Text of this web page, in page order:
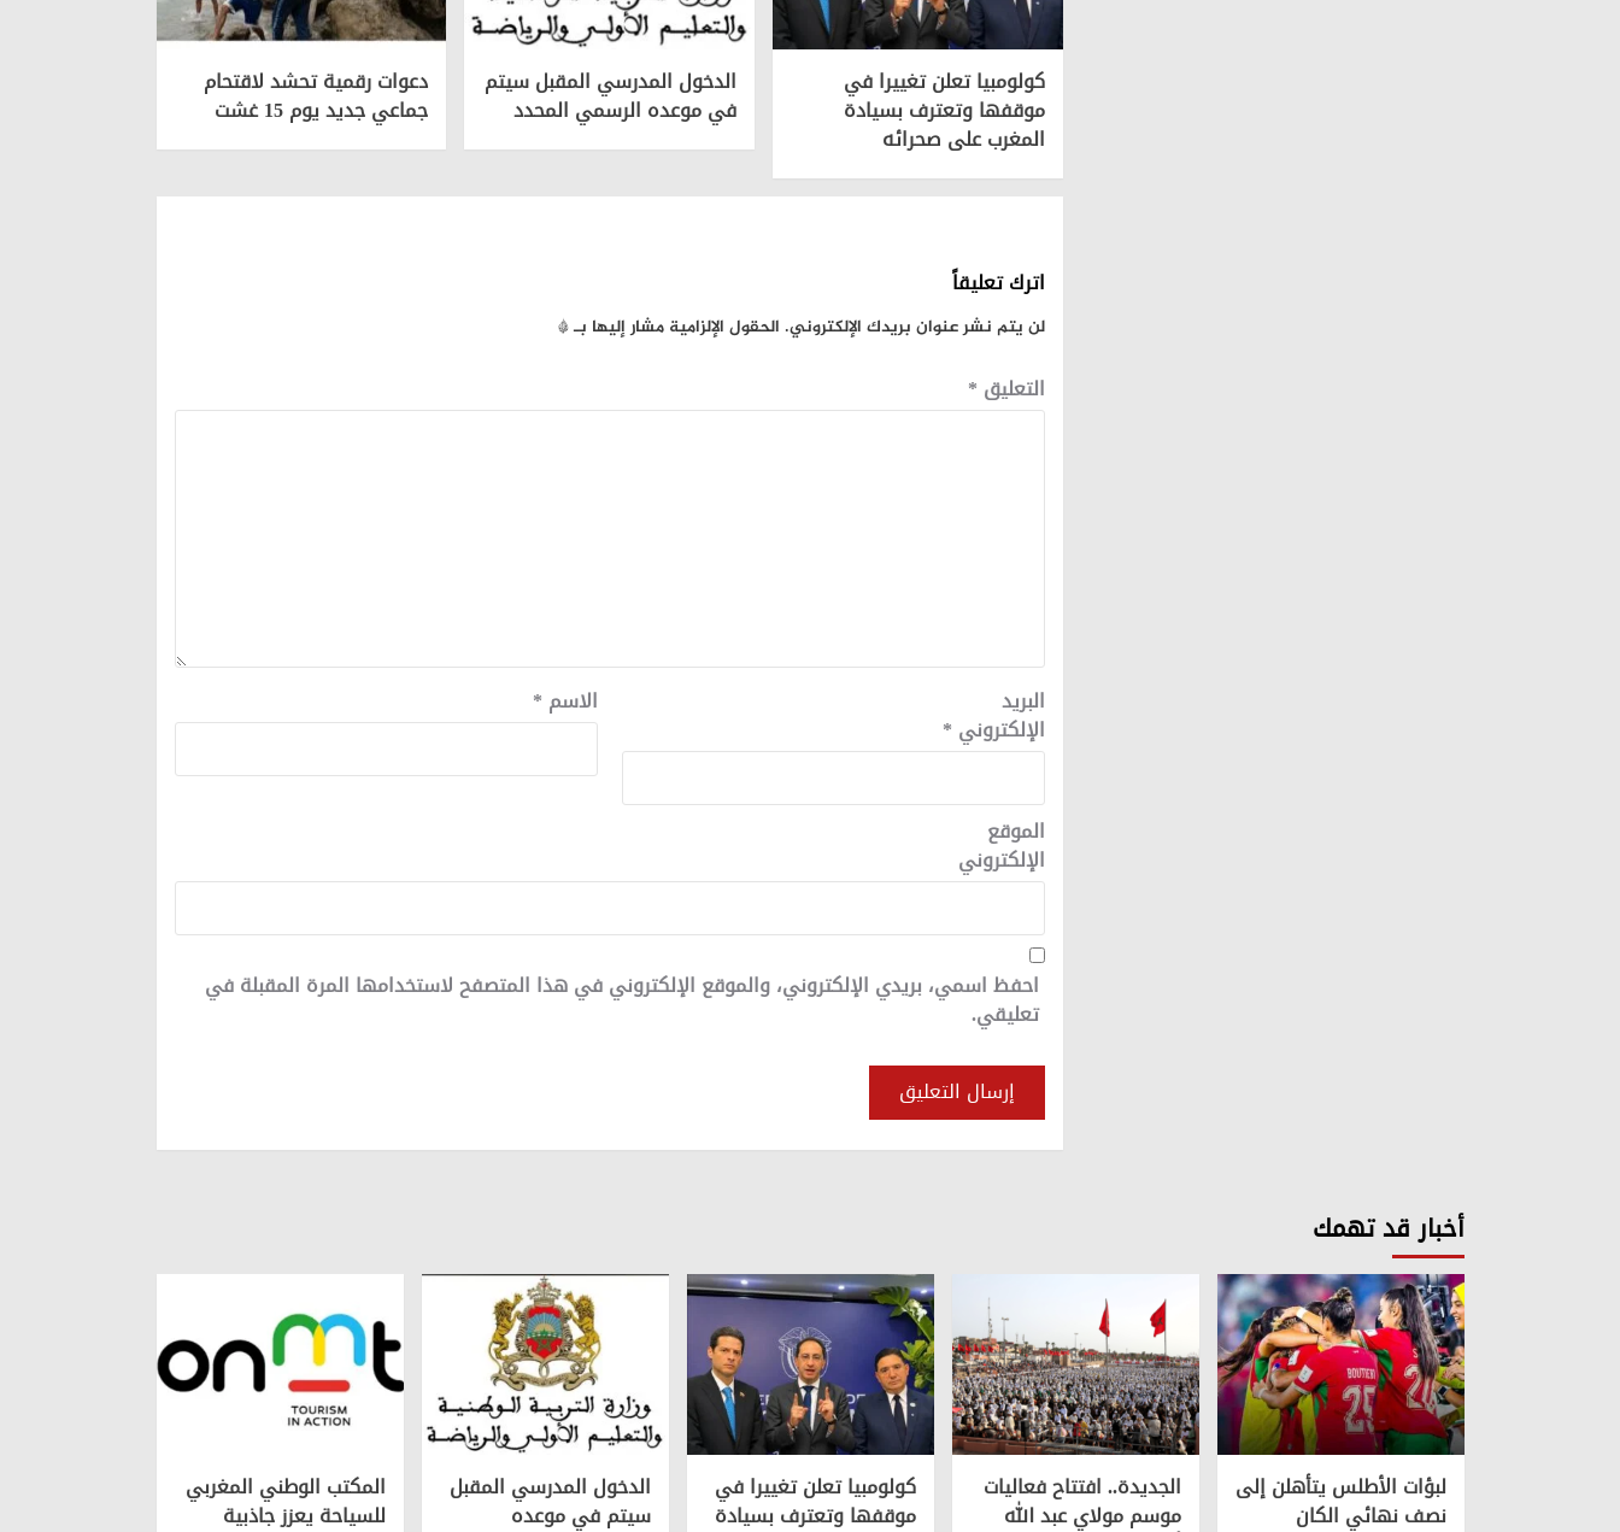
كولومبيا تعلن تغييرا في
موقفها وتعترف بسيادة
المغرب على صحرائه
الدخول المدرسي المقبل سیتم
في موعده الرسمي المحدد
دعوات رقمية تحشد لاقتحام
جماعي جديد يوم 15 غشت
اترك تعليقاً
لن يتم نشر عنوان بريدك الإلكتروني. الحقول الإلزامية مشار إليها بـ*
التعليق *
الاسم * البريد
الإلكتروني *
الموقع
الإلكتروني
احفظ اسمي، بريدي الإلكتروني، والموقع الإلكتروني في هذا المتصفح لاستخدامها المرة المقبلة في
تعليقي.
أخبار قد تهمك
لبؤات الأطلس يتأهلن إلى
نصف نهائي الكان
الجديدة.. افتتاح فعاليات
موسم مولاي عبد الله
كولومبيا تعلن تغييرا في
موقفها وتعترف بسيادة
الدخول المدرسي المقبل
سیتم في موعده
المكتب الوطني المغربي
للسياحة يعزز جاذبية